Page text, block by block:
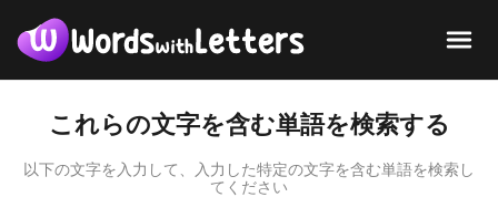
これらの文字を含む単語を検索する
以下の文字を入力して、入力した特定の文字を含む単語を検索し
てください